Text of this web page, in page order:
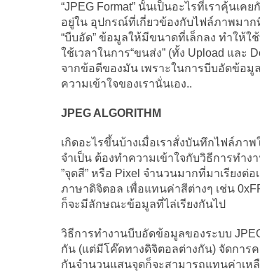
“JPEG Format” นั้นเป็นอะไรที่เราคุ้น
อยู่ใน อุปกรณ์ที่เกี่ยวข้องกับไฟล์ภาพมา
“บีบอัด” ข้อมูลให้มีขนาดที่เล็กลง ทำให้
ใช้เวลาในการ“ขนส่ง” (ทั้ง Upload แล
จากข้อดีของมัน เพราะในการบีบอัดข้อ
ความเข้าใจของเรานั่นเอง..
JPEG ALGORITHM
เกิดอะไรขึ้นบ้างเมื่อเราสั่งบันทึกไฟล์ภา
จำเป็น ต้องทำความเข้าใจกับวิธีการทำ
”จุดสี” หรือ Pixel จำนวนมากที่มาเรียง
ภาษาดิจิตอล เพื่อแทนค่าสีต่างๆ เช่น
ก็จะมีลักษณะข้อมูลที่ไล่เรียงกันไป
วิธีการทำงานบีบอัดข้อมูลของระบบ
กัน (แต่มีโค๊ดทางดิจิตอลต่างกัน) จัดกา
กันจำนวนแสนจุดก็จะสามารถแทนค่าเห